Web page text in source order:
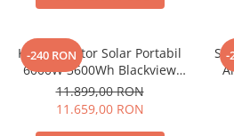
functionalitate UPS
-240 RON
Kit Generator Solar Portabil
6000W 3600Wh Blackview
OSCAL PowerMax 6000 +
panou solar 400W
11.899,00 RON
11.659,00 RON
-